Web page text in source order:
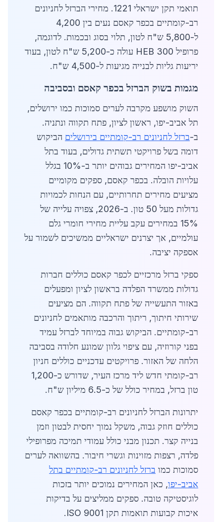
תואמי תקן ישראלי 1221. מחירי הברזל לחניונים
רב-קומתיים בכפר קאסם נעים בין 4,200
ל-5,800 ש"ח לטון, תלוי בסוג ובכמות. לדוגמה,
פרופיל HEB 300 עולה כ-5,200 ש"ח לטון, בעוד
יריעות גליות לבנייה מגיעות ל-4,500 ש"ח.
מגמות בשוק הברזל בכפר קאסם ובסביבה
השוק מושפע מקרבה לערים סמוכות כמו ירושלים,
תל אביב-יפו, ראשון לציון, פתח תקווה ונתניה.
ב-ברזל לחניונים רב-קומתיים בירושלים הביקוש
דומה בשל פרויקטי תשתית גדולים, בעוד בתל
אביב-יפו המחירים גבוהים יותר ב-10% בגלל
עלויות הובלה. בכפר קאסם, ספקים מקומיים
מציעים מחירים תחרותיים, עם הנחות לכמויות
גדולות מעל 50 טון. ב-2026, צפויה עלייה של
15% במחירים עקב עליית מחירי חומרי גלם
עולמיים, אך יצרנים ישראליים ממשיכים לשמור על
אספקה יציבה.
ספקי ברזל מרכזיים לכפר קאסם כוללים חברות
גדולות ממשרד הפלדה בראשון לציון ומפעלים
באזור התעשייה של פתח תקווה. הם מציעים
שירותי חיתוך, ריתוך והרכבה מותאמים לחניונים
רב-קומתיים. הביקוש גבוה במיוחד לברזל עמיד
בפני קורוזיה, עם ציפוי גלוון שמונע חלודה בסביבה
הלחה של האזור. פרויקטים עדכניים כוללים חניון
רב-קומתי חדש ליד מרכז העיר, שדורש כ-1,200
טון ברזל, במחיר כולל של כ-6.5 מיליון ש"ח.
יתרונות הברזל לחניונים רב-קומתיים בכפר קאסם
כוללים חוזק גבוה, משקל נמוך יחסית לבטון וזמן
בנייה קצר. תכנון מבני כולל עמודי תמיכה מפרופילי
פלדה, רצפות מזוינות וגשרי חיבור. בהשוואה לערים
סמוכות כמו ברזל לחניונים רב-קומתיים בתל
אביב-יפו, כאן המחירים נמוכים יותר בזכות
לוגיסטיקה טובה. ספקים ממליצים על בדיקות
איכות קבועות תואמות תקן ISO 9001.